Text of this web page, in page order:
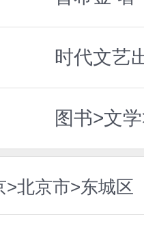
时代文艺
图书>文
>北京市>东城区